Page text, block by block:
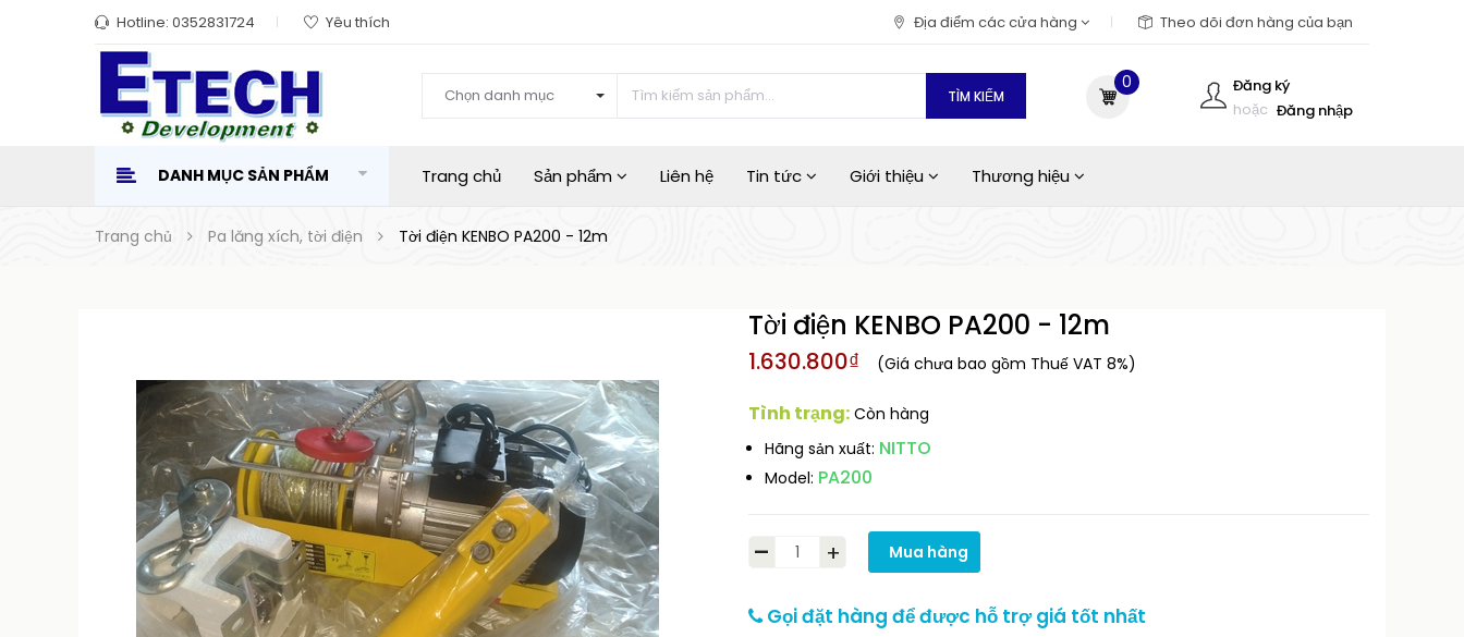
Hotline: 0352831724 Yêu thích Địa điểm các cửa hàng Theo dõi đơn hàng của bạn
Chọn danh mục TÌM KIẾM
Đăng ký
hoặc Đăng nhập
0
DANH MỤC SẢN PHẨM Trang chủ Sản phẩm Liên hệ Tin tức Giới thiệu Thương hiệu
Trang chủ Pa lăng xích, tời điện Tời điện KENBO PA200 - 12m
Tời điện KENBO PA200 - 12m
1.630.800₫ (Giá chưa bao gồm Thuế VAT 8%)
Tình trạng: Còn hàng
Hãng sản xuất: NITTO
Model: PA200
- + Mua hàng
Gọi đặt hàng để được hỗ trợ giá tốt nhất